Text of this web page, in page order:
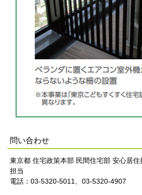
問い合わせ
東京都 住宅政策本部 民間住宅部 安心居
担当
電話：03-5320-5011、03-5320-4907